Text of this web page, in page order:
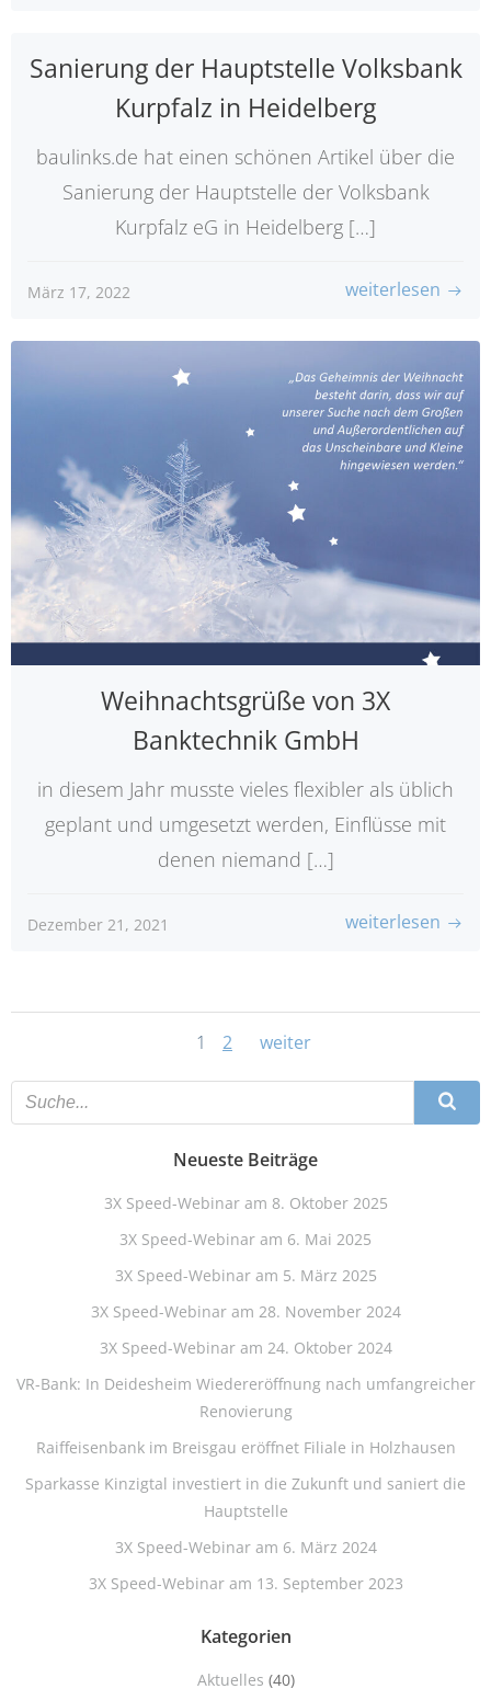
Sanierung der Hauptstelle Volksbank
Kurpfalz in Heidelberg
baulinks.de hat einen schönen Artikel über die
Sanierung der Hauptstelle der Volksbank
Kurpfalz eG in Heidelberg […]
März 17, 2022 weiterlesen
Weihnachtsgrüße von 3X
Banktechnik GmbH
in diesem Jahr musste vieles flexibler als üblich
geplant und umgesetzt werden, Einflüsse mit
denen niemand […]
Dezember 21, 2021 weiterlesen
Posts
navigation
Page
1 Page
2
Posts
weiter
Neueste Beiträge
3X Speed-Webinar am 8. Oktober 2025
3X Speed-Webinar am 6. Mai 2025
3X Speed-Webinar am 5. März 2025
3X Speed-Webinar am 28. November 2024
3X Speed-Webinar am 24. Oktober 2024
VR-Bank: In Deidesheim Wiedereröffnung nach umfangreicher
Renovierung
Raiffeisenbank im Breisgau eröffnet Filiale in Holzhausen
Sparkasse Kinzigtal investiert in die Zukunft und saniert die
Hauptstelle
3X Speed-Webinar am 6. März 2024
3X Speed-Webinar am 13. September 2023
Kategorien
Aktuelles (40)